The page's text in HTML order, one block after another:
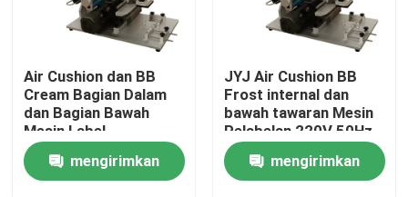
Rumah
Produk
Air Cushion dan BB
Cream Bagian Dalam
dan Bagian Bawah
Mesin Label
mengirimkan
JYJ Air Cushion BB
Frost internal dan
bawah tawaran Mesin
Pelabelan 220V 50Hz
mengirimkan